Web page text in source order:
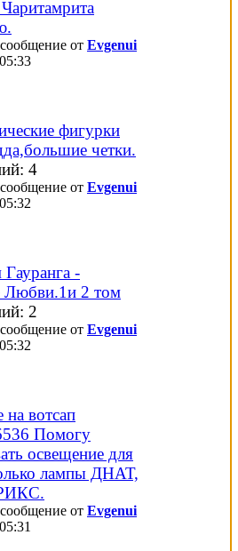
от Evgenui
05:33
фигурки
четки.
от Evgenui
05:32
-
Любви.1и 2 том
от Evgenui
05:32
вотсап
Помогу
освещение для
лампы ДНАТ,
от Evgenui
05:31